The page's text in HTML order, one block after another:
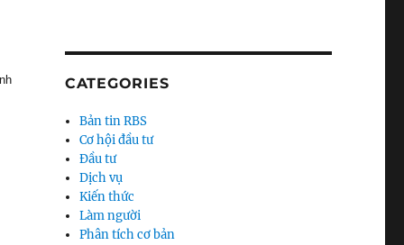
CATEGORIES
Bản tin RBS
Cơ hội đầu tư
Đầu tư
Dịch vụ
Kiến thức
Làm người
Phân tích cơ bản